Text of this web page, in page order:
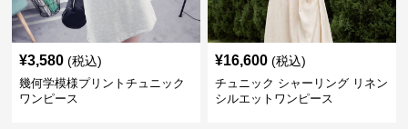
¥3,580 (税込)
幾何学模様プリントチュニック
ワンピース
¥16,600 (税込)
チュニック シャーリング リネン
シルエットワンピース